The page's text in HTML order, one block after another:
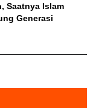
Saatnya Islam
Generasi